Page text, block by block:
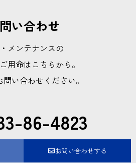
い合わせ
メンテナンスの
用命はこちらから。
い合わせください。
86-4823
お問い合わせする